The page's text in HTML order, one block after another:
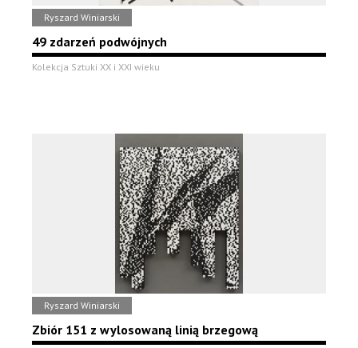
Ryszard Winiarski
49 zdarzeń podwójnych
Kolekcja Sztuki XX i XXI wieku
Ryszard Winiarski
Zbiór 151 z wylosowaną linią brzegową